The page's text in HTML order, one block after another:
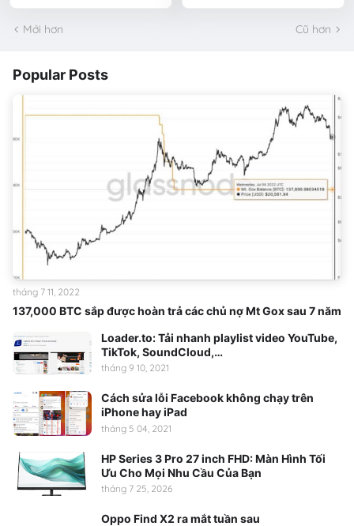
Mới hơn Cũ hơn
Popular Posts
137,000 BTC sắp được hoàn trả các chủ nợ Mt Gox sau 7 năm
tháng 7 11, 2022
Loader.to: Tải nhanh playlist video YouTube,
TikTok, SoundCloud,…
tháng 9 10, 2021
Cách sửa lỗi Facebook không chạy trên
iPhone hay iPad
tháng 5 04, 2021
HP Series 3 Pro 27 inch FHD: Màn Hình Tối
Ưu Cho Mọi Nhu Cầu Của Bạn
tháng 7 25, 2026
Oppo Find X2 ra mắt tuần sau